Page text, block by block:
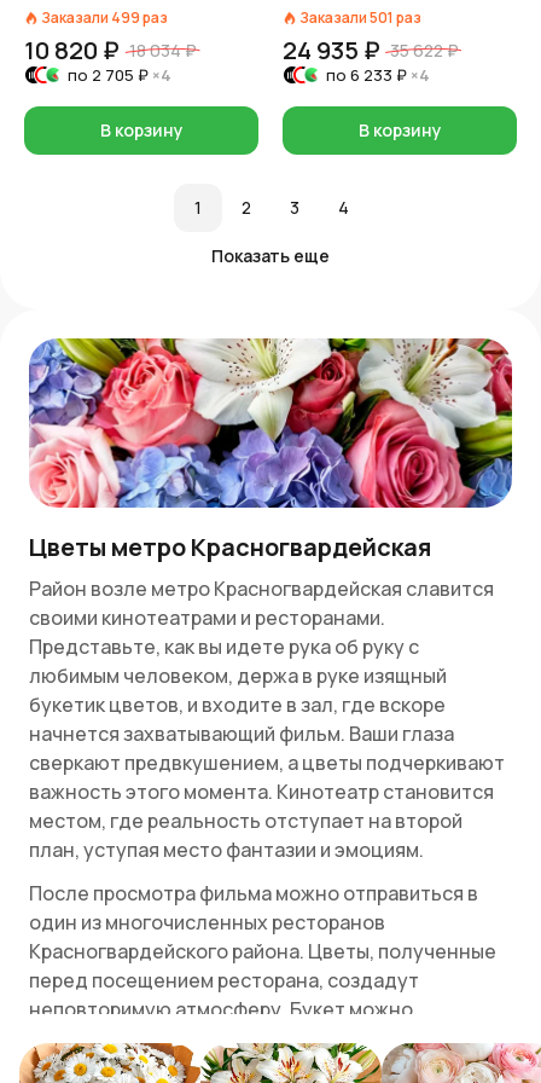
Заказали 499раз
10 820 ₽ 18 034 ₽
по 2 705 ₽ ×4
В корзину
Заказали501 раз
24 935 ₽ 35 622 ₽
по 6 233 ₽ ×4
В корзину
1 2 3 4
Показать еще
Цветы метро Красногвардейская
Район возле метро Красногвардейская славится
своими кинотеатрами и ресторанами.
Представьте, как вы идете рука об руку с
любимым человеком, держа в руке изящный
букетик цветов, и входите в зал, где вскоре
начнется захватывающий фильм. Ваши глаза
сверкают предвкушением, а цветы подчеркивают
важность этого момента. Кинотеатр становится
местом, где реальность отступает на второй
план, уступая место фантазии и эмоциям.
После просмотра фильма можно отправиться в
один из многочисленных ресторанов
Красногвардейского района. Цветы, полученные
перед посещением ресторана, создадут
неповторимую атмосферу. Букет можно
поставить на стол, добавив нотку романтики в
вечерний ужин. Вдыхая аромат цветов, вы